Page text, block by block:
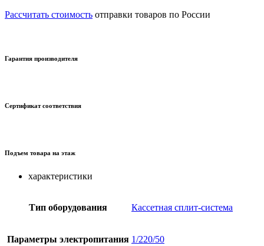
Рассчитать стоимость отправки товаров по России
Гарантия производителя
Сертификат соответствия
Подъем товара на этаж
характеристики
Тип оборудования Кассетная сплит-система
Параметры электропитания 1/220/50